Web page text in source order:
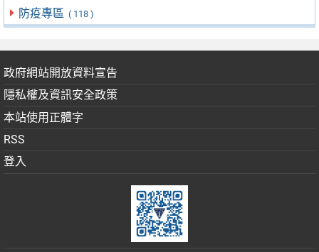
防疫專區 ( 118 )
政府網站開放資料宣告
隱私權及資訊安全政策
本站使用正體字
RSS
登入